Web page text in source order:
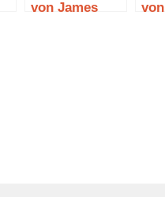
von James